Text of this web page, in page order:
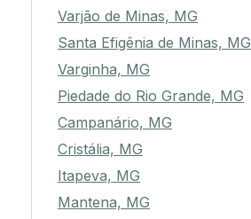
Varjão de Minas, MG
Santa Efigênia de Minas, MG
Varginha, MG
Piedade do Rio Grande, MG
Campanário, MG
Cristália, MG
Itapeva, MG
Mantena, MG